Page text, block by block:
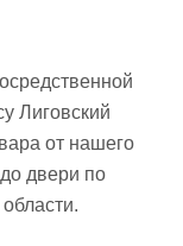
Лиговский
от нашего
двери по